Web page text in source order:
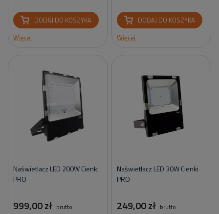
DODAJ DO KOSZYKA
Więcej
DODAJ DO KOSZYKA
Więcej
Naświetlacz LED 200W Cienki
PRO
999,00 zł brutto
Naświetlacz LED 30W Cienki
PRO
249,00 zł brutto